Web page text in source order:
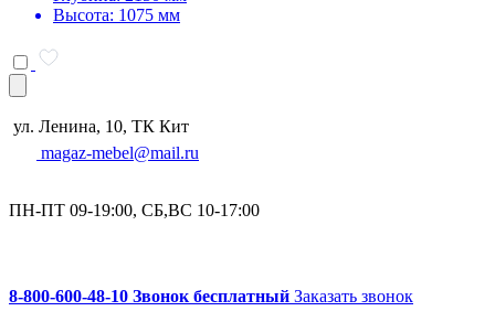
Высота: 1075 мм
ул. Ленина, 10, ТК Кит
magaz-mebel@mail.ru
ПН-ПТ 09-19:00, СБ,ВС 10-17:00
8-800-600-48-10 Звонок бесплатный Заказать звонок